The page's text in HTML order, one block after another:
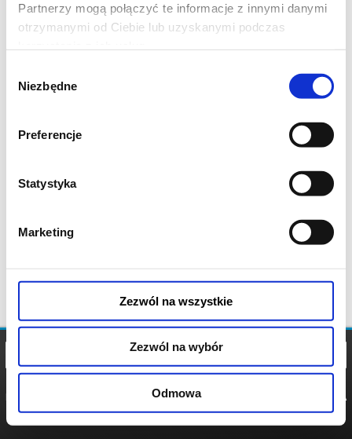
Partnerzy mogą połączyć te informacje z innymi danymi
otrzymanymi od Ciebie lub uzyskanymi podczas
zgody
Niezbędne
Preferencje
Statystyka
Marketing
Zezwól na wszystkie
Zezwól na wybór
Odmowa
POLITYKA
POLITYKA